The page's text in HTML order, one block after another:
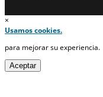
×
Usamos cookies.
para mejorar su experiencia.
Aceptar